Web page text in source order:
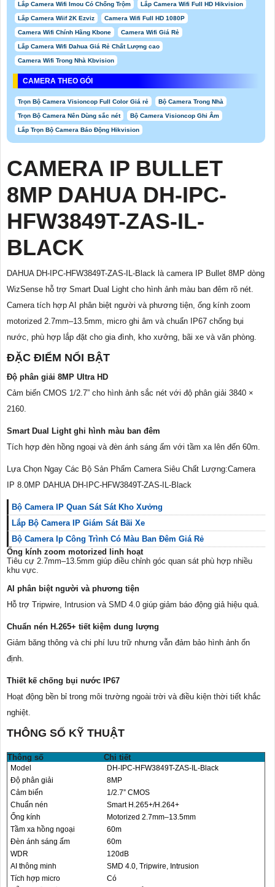
Lắp Camera Wifi Imou Có Chống Trộm Lắp Camera Wifi Full HD Hikvision
Lắp Camera Wiif 2K Ezviz Camera Wifi Full HD 1080P
Camera Wifi Chính Hãng Kbone Camera Wifi Giá Rẻ
Lắp Camera Wifi Dahua Giá Rẻ Chất Lượng cao
Camera Wifi Trong Nhà Kbvision
CAMERA THEO GÓI
Trọn Bộ Camera Visioncop Full Color Giá rẻ Bộ Camera Trong Nhà
Trọn Bộ Camera Nên Dùng sắc nét Bộ Camera Visioncop Ghi Âm
Lắp Trọn Bộ Camera Báo Động Hikvision
CAMERA IP BULLET
8MP DAHUA DH-IPC-
HFW3849T-ZAS-IL-
BLACK
DAHUA DH-IPC-HFW3849T-ZAS-IL-Black là camera IP Bullet 8MP dòng
WizSense hỗ trợ Smart Dual Light cho hình ảnh màu ban đêm rõ nét.
Camera tích hợp AI phân biệt người và phương tiện, ống kính zoom
motorized 2.7mm–13.5mm, micro ghi âm và chuẩn IP67 chống bụi
nước, phù hợp lắp đặt cho gia đình, kho xưởng, bãi xe và văn phòng.
ĐẶC ĐIỂM NỔI BẬT
Độ phân giải 8MP Ultra HD
Cảm biến CMOS 1/2.7” cho hình ảnh sắc nét với độ phân giải 3840 ×
2160.
Smart Dual Light ghi hình màu ban đêm
Tích hợp đèn hồng ngoại và đèn ánh sáng ấm với tầm xa lên đến 60m.
Lựa Chọn Ngay Các Bộ Sản Phẩm Camera Siêu Chất Lượng:Camera
IP 8.0MP DAHUA DH-IPC-HFW3849T-ZAS-IL-Black
Bộ Camera IP Quan Sát Sát Kho Xưởng
Lắp Bộ Camera IP Giám Sát Bãi Xe
Bộ Camera Ip Công Trình Có Màu Ban Đêm Giá Rẻ
Ống kính zoom motorized linh hoạt
Tiêu cự 2.7mm–13.5mm giúp điều chỉnh góc quan sát phù hợp nhiều
khu vực.
AI phân biệt người và phương tiện
Hỗ trợ Tripwire, Intrusion và SMD 4.0 giúp giảm báo động giả hiệu quả.
Chuẩn nén H.265+ tiết kiệm dung lượng
Giảm băng thông và chi phí lưu trữ nhưng vẫn đảm bảo hình ảnh ổn
định.
Thiết kế chống bụi nước IP67
Hoạt động bền bỉ trong môi trường ngoài trời và điều kiện thời tiết khắc
nghiệt.
THÔNG SỐ KỸ THUẬT
Thông số Chi tiết
Model
DH-IPC-HFW3849T-ZAS-IL-Black
Độ phân giải
8MP
Cảm biến
1/2.7” CMOS
Chuẩn nén
Smart H.265+/H.264+
Ống kính
Motorized 2.7mm–13.5mm
Tầm xa hồng ngoại
60m
Đèn ánh sáng ấm
60m
WDR
120dB
AI thông minh
SMD 4.0, Tripwire, Intrusion
Tích hợp micro
Có